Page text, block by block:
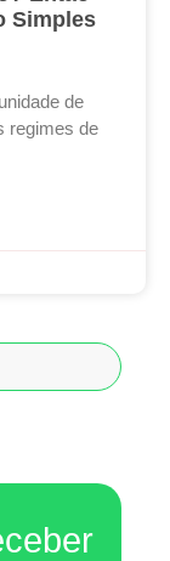
Simples
de
regimes de